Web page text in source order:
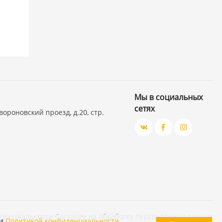
проезд, д.20, стр.
Мы в социальных
сетях
Согласие на обработку персональных данных